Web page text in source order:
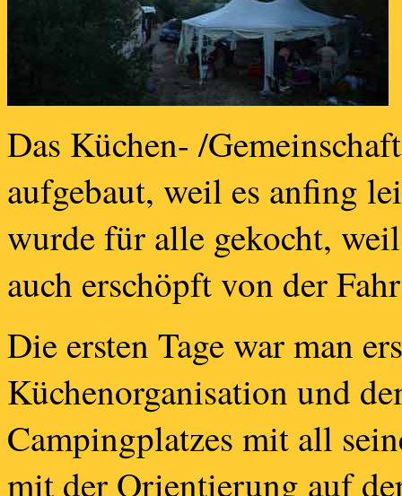
Das Küchen- /
aufgebaut, weil es anfing
wurde für alle gekocht,
auch erschöpft von der
Die ersten Tage war man
Küchenorganisation und
Campingplatzes mit all
mit der Orientierung auf